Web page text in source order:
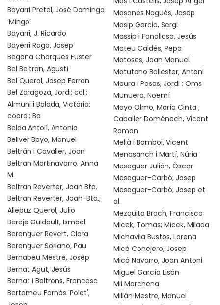
Bayarri Pretel, José Domingo
‘Mingo’
Bayarri, J. Ricardo
Bayerri Raga, Josep
Begoña Chorques Fuster
Bel Beltran, Agustí
Bel Querol, Josep Ferran
Bel Zaragoza, Jordi: col.;
Almuni i Balada, Victòria:
coord.; Ba
Belda Antolí, Antonio
Bellver Bayo, Manuel
Beltrán i Cavaller, Joan
Beltran Martinavarro, Anna
M.
Beltran Reverter, Joan Bta.
Beltran Reverter, Joan-Bta.;
Allepuz Querol, Julio
Bereje Guidault, Ismael
Berenguer Revert, Clara
Berenguer Soriano, Pau
Bernabeu Mestre, Josep
Bernat Agut, Jesús
Bernat i Baltrons, Francesc
Bertomeu Fornós 'Polet',
Masanés Nogués, Josep
Masip Garcia, Sergi
Massip i Fonollosa, Jesús
Mateu Caldés, Pepa
Matoses, Joan Manuel
Matutano Ballester, Antoni
Maura i Posas, Jordi ; Oms
Munuera, Noemí
Mayo Olmo, María Cinta ;
Caballer Doménech, Vicent
Ramon
Melià i Bomboi, Vicent
Menasanch i Martí, Núria
Meseguer Julián, Òscar
Meseguer-Carbó, Josep
Meseguer-Carbó, Josep et
al.
Mezquita Broch, Francisco
Micek, Tomas; Micek, Milada
Michavila Bustos, Lorena
Micó Conejero, Josep
Micó Navarro, Joan Antoni
Miguel García Lisón
Mii Marchena
Milián Mestre, Manuel